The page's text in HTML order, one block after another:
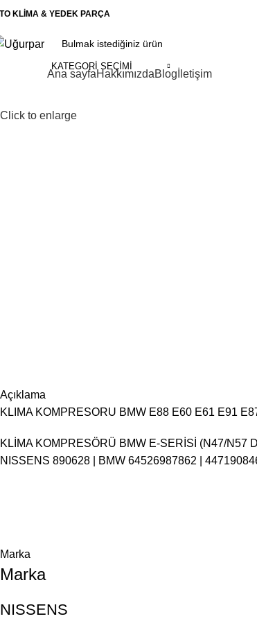
KLİMA & YEDEK PARÇA
KATEGORI SEÇIMI
Ana sayfaHakkımızdaBlog İletişim
Click to enlarge
Açıklama
KLIMA KOMPRESORU BMW E88 E60 E61 E91
KLİMA KOMPRESÖRÜ BMW E-SERİSİ (N47/N57
NISSENS 890628 | BMW 64526987862 |
Marka
Marka
NISSENS